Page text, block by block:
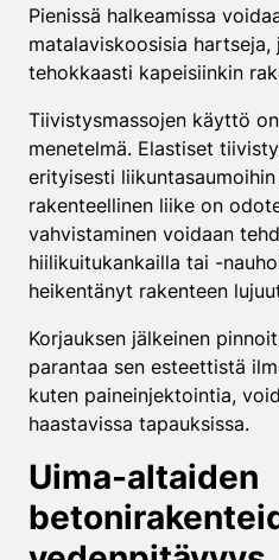
Pienissä halkeamissa
matalaviskoosisia
tehokkaasti kapeisiinkin
Tiivistysmassojen käyttö
menetelmä. Elastiset
erityisesti
rakenteellinen liike on
vahvistaminen voidaan
hiilikuitukankailla tai -
heikentänyt rakenteen
Korjauksen jälkeinen
parantaa sen esteettistä
kuten paineinjektointia,
haastavissa tapauksissa.
Uima-altaiden